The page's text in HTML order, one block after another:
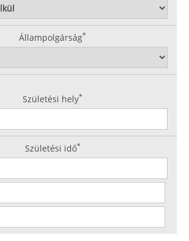
Állampolgárság*
Születési hely*
Születési idő*